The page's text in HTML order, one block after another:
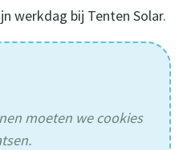
werkdag bij Tenten Solar.
moeten we cookies